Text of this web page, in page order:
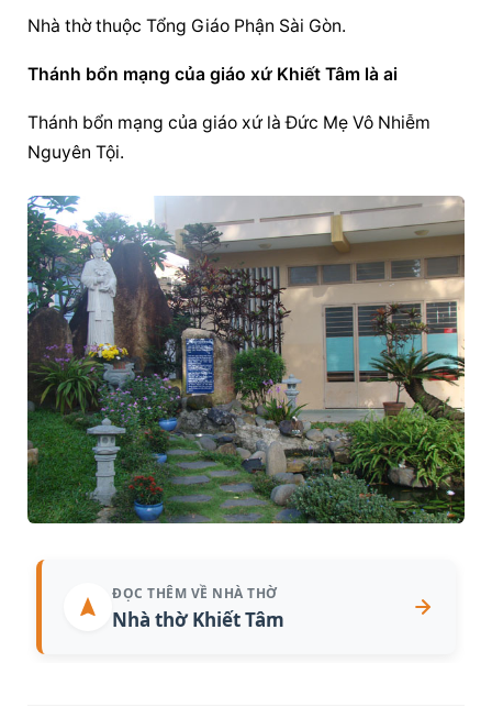
Nhà thờ thuộc Tổng Giáo Phận Sài Gòn.
Thánh bổn mạng của giáo xứ Khiết Tâm là ai
Thánh bổn mạng của giáo xứ là Đức Mẹ Vô Nhiễm
Nguyên Tội.
ĐỌC THÊM VỀ NHÀ THỜ
Nhà thờ Khiết Tâm